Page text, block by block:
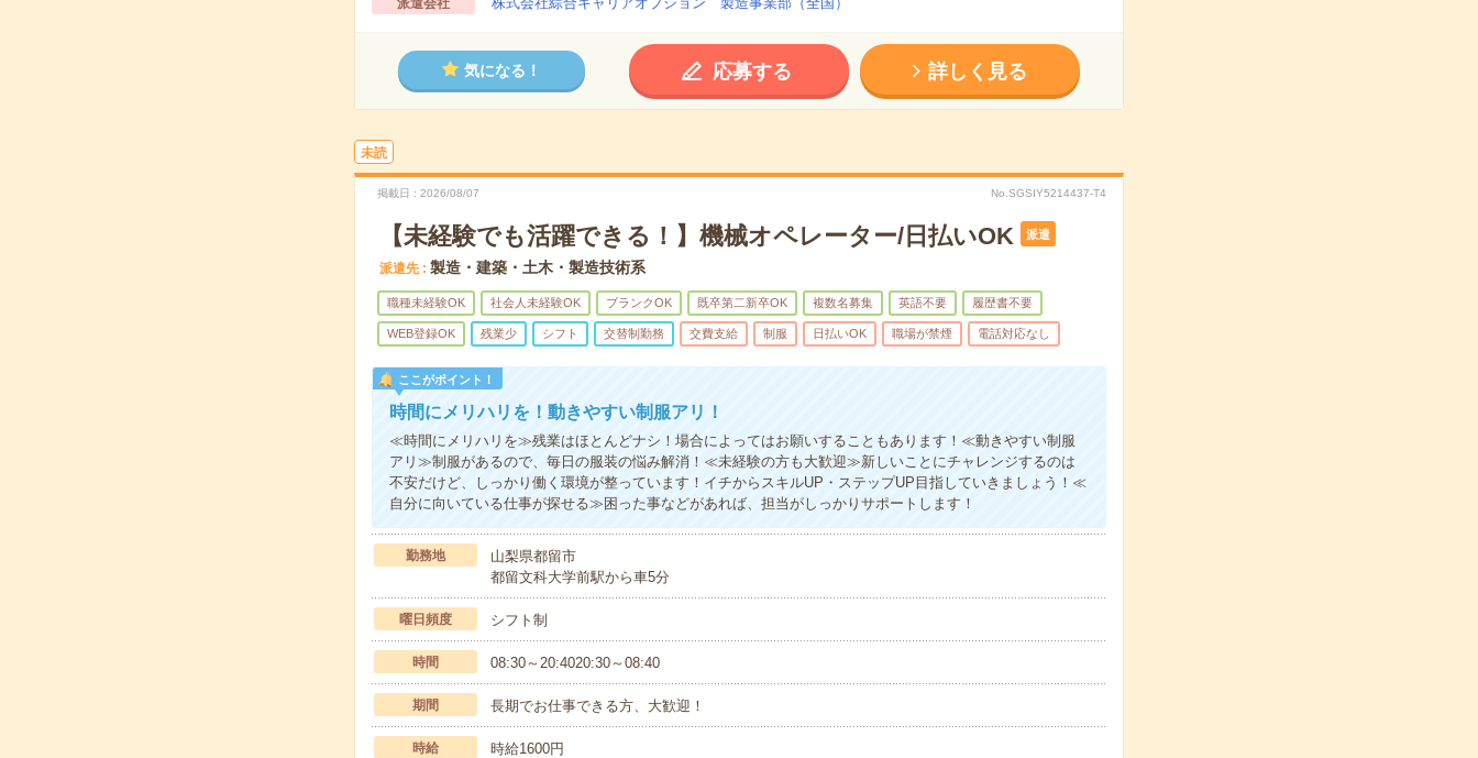
派遣会社
気になる！ 応募する 詳しく見る
未読
掲載日 2026/08/07 No.SGSIY5214437-T4
【未経験でも活躍できる！】機械オペレーター/日払いOK 派遣
派遣先 製造・建築・土木・製造技術系
職種未経験OK 社会人未経験OK ブランクOK 既卒第二新卒OK 複数名募集 英語不要 履歴書不要
WEB登録OK 残業少 シフト 交替制勤務 交費支給 制服 日払いOK 職場が禁煙 電話対応なし
ここがポイント！
時間にメリハリを！動きやすい制服アリ！
≪時間にメリハリを≫残業はほとんどナシ！場合によってはお願いすることもあります！≪動きやすい制服
アリ≫制服があるので、毎日の服装の悩み解消！≪未経験の方も大歓迎≫新しいことにチャレンジするのは
不安だけど、しっかり働く環境が整っています！イチからスキルUP・ステップUP目指していきましょう！≪
自分に向いている仕事が探せる≫困った事などがあれば、担当がしっかりサポートします！
勤務地
山梨県都留市
都留文科大学前駅から車5分
曜日頻度 シフト制
時間 08:30～20:4020:30～08:40
期間 長期でお仕事できる方、大歓迎！
時給 時給1600円